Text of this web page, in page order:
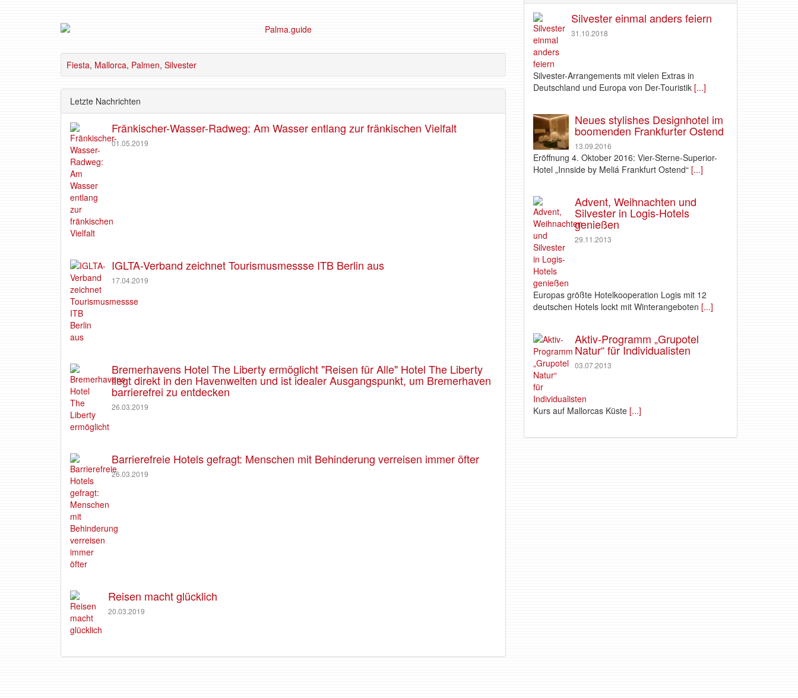
Fiesta, Mallorca, Palmen, Silvester
Letzte Nachrichten
Fränkischer-Wasser-Radweg: Am Wasser entlang zur fränkischen Vielfalt
01.05.2019
IGLTA-Verband zeichnet Tourismusmessse ITB Berlin aus
17.04.2019
Bremerhavens Hotel The Liberty ermöglicht "Reisen für Alle" Hotel The Liberty
liegt direkt in den Havenwelten und ist idealer Ausgangspunkt, um Bremerhaven
barrierefrei zu entdecken
26.03.2019
Barrierefreie Hotels gefragt: Menschen mit Behinderung verreisen immer öfter
26.03.2019
Reisen macht glücklich
20.03.2019
Silvester einmal anders feiern
31.10.2018
Silvester-Arrangements mit vielen Extras in
Deutschland und Europa von Der-Touristik [...]
Neues stylishes Designhotel im
boomenden Frankfurter Ostend
13.09.2016
Eröffnung 4. Oktober 2016: Vier-Sterne-Superior-
Hotel „Innside by Meliá Frankfurt Ostend“ [...]
Advent, Weihnachten und
Silvester in Logis-Hotels
genießen
29.11.2013
Europas größte Hotelkooperation Logis mit 12
deutschen Hotels lockt mit Winterangeboten [...]
Aktiv-Programm „Grupotel
Natur“ für Individualisten
03.07.2013
Kurs auf Mallorcas Küste [...]